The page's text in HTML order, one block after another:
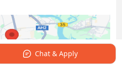
Chat & Apply